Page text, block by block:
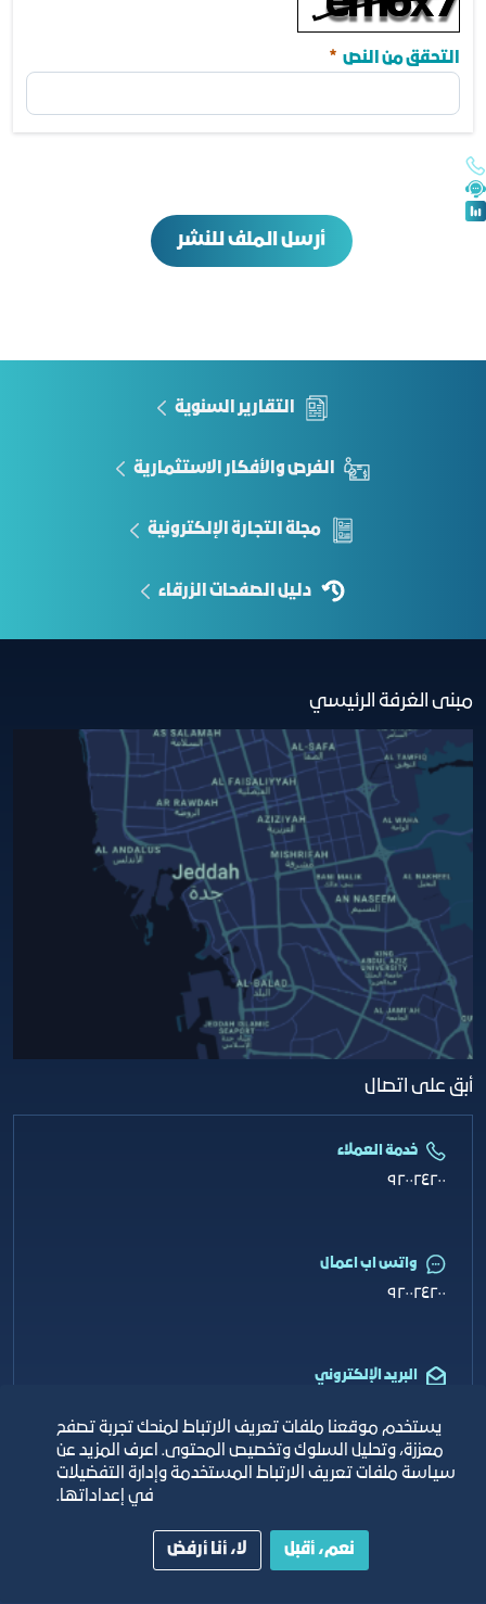
التحقق من النص
أرسل الملف للنشر
التقارير السنوية
الفرص والأفكار الاستثمارية
مجلة التجارة الإلكترونية
دليل الصفحات الزرقاء
مبنى الغرفة الرئيسي
أبق على اتصال
خدمة العملاء
٩٢٠٠٢٤٢٠٠
واتس اب اعمال
٩٢٠٠٢٤٢٠٠
البريد الإلكتروني
الأحكام والشروط الأسئلة المتكررة
يستخدم موقعنا ملفات تعريف الارتباط لمنحك تجربة تصفح
معززة، وتحليل السلوك وتخصيص المحتوى. اعرف المزيد عن
سياسة ملفات تعريف الارتباط المستخدمة وإدارة التفضيلات
في إعداداتها.
نعم، أقبل لا، أنا أرفض